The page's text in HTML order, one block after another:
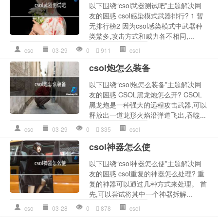
以下围绕“csol武器测试吧”主题解决网
友的困惑 csol感染模式武器排行? 1 暂
无排行榜2 因为csol感染模式中武器种
类繁多,攻击方式和威力各不相同,...
cso 03-29 0 911 csol
csol炮怎么装备
以下围绕“csol炮怎么装备”主题解决网
友的困惑 CSOL黑龙炮怎么开? CSOL
黑龙炮是一种强大的远程攻击武器,可以
释放出一道龙形火焰沿弹道飞出,吞噬...
cso 03-29 0 335 csol
csol神器怎么使
以下围绕“csol神器怎么使”主题解决网
友的困惑 csol重复的神器怎么处理? 重
复的神器可以通过几种方式来处理。 首
先,可以尝试将其中一个神器拆解...
cso 03-28 0 878 csol